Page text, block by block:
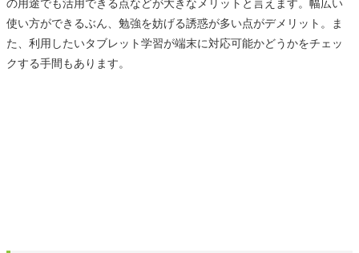
の用途でも活用できる点などが大きなメリットと言えます。幅広い
使い方ができるぶん、勉強を妨げる誘惑が多い点がデメリット。ま
た、利用したいタブレット学習が端末に対応可能かどうかをチェッ
クする手間もあります。